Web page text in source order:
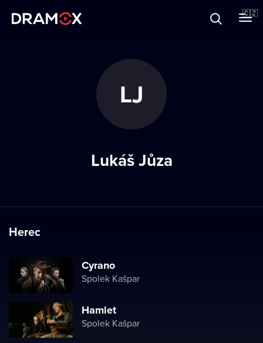
🇨🇿
LJ
Lukáš Jůza
Herec
Cyrano
Spolek Kašpar
Hamlet
Spolek Kašpar